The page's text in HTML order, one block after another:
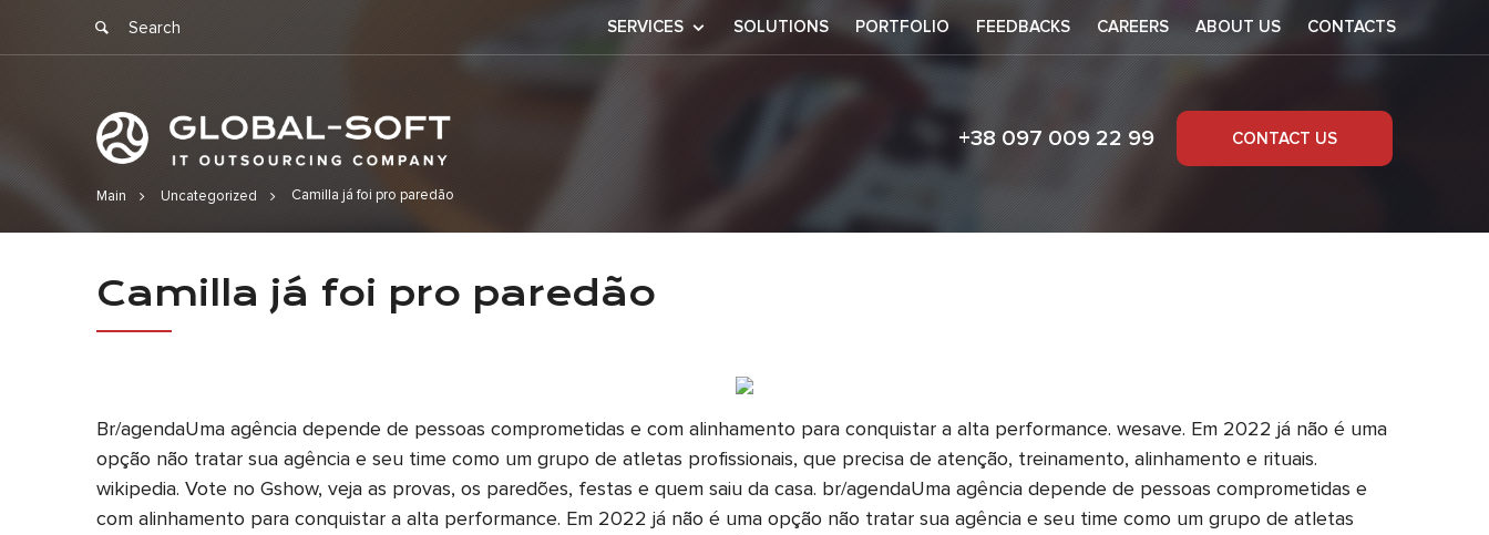
SERVICES SOLUTIONS PORTFOLIO FEEDBACKS CAREERS ABOUT US CONTACTS
+38 097 009 22 99 CONTACT US
Main Uncategorized Camilla já foi pro paredão
Camilla já foi pro paredão
Camilla já foi pro paredão
Br/agendaUma agência depende de pessoas comprometidas e com alinhamento para conquistar a alta performance. wesave. Em 2022 já não é uma
opção não tratar sua agência e seu time como um grupo de atletas profissionais, que precisa de atenção, treinamento, alinhamento e rituais.
wikipedia. Vote no Gshow, veja as provas, os paredões, festas e quem saiu da casa. br/agendaUma agência depende de pessoas comprometidas e
com alinhamento para conquistar a alta performance. Em 2022 já não é uma opção não tratar sua agência e seu time como um grupo de atletas